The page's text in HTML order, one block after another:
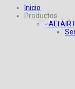
Inicio
Productos
- ALTAIR